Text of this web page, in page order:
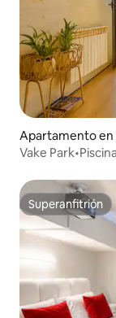
Apartamento en
Vake
Superanfitrión
Superanfitrión